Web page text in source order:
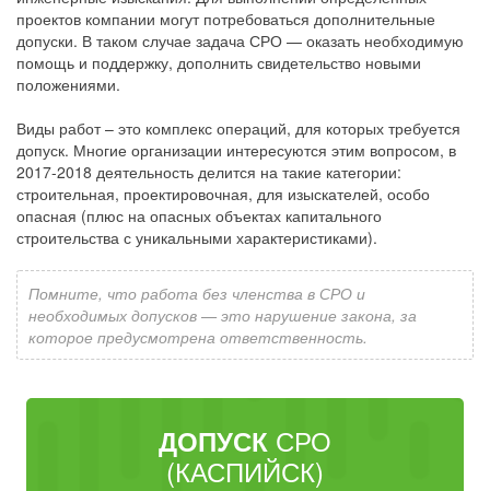
проектов компании могут потребоваться дополнительные
допуски. В таком случае задача СРО — оказать необходимую
помощь и поддержку, дополнить свидетельство новыми
положениями.
Виды работ – это комплекс операций, для которых требуется
допуск. Многие организации интересуются этим вопросом, в
2017-2018 деятельность делится на такие категории:
строительная, проектировочная, для изыскателей, особо
опасная (плюс на опасных объектах капитального
строительства с уникальными характеристиками).
Помните, что работа без членства в СРО и
необходимых допусков — это нарушение закона, за
которое предусмотрена ответственность.
ДОПУСК СРО
(КАСПИЙСК)